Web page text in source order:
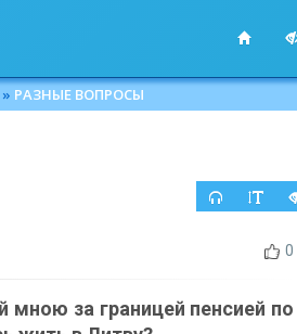
» РАЗНЫЕ ВОПРОСЫ
0
мною за границей пенсией по